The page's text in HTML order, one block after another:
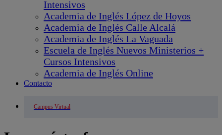
Intensivos
Academia de Inglés López de Hoyos
Academia de Inglés Calle Alcalá
Academia de Inglés La Vaguada
Escuela de Inglés Nuevos Ministerios +
Cursos Intensivos
Academia de Inglés Online
Contacto
Campus Virtual